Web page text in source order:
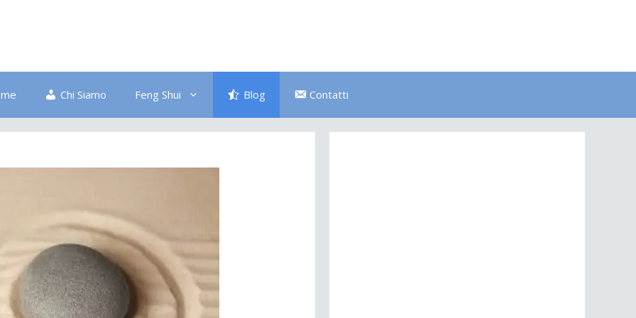
Chi Siamo Feng Shui
Bagno Bambini
Salute
Piante
Blog Contatti